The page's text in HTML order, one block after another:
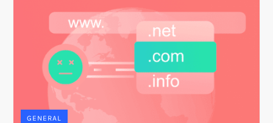
GENERAL